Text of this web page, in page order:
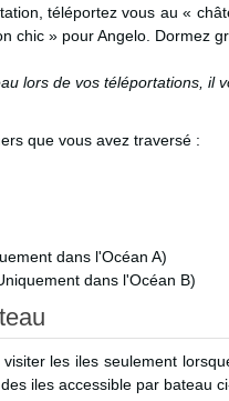
téléportez vous au «
chic » pour Angelo. Dormez
lors de vos téléportations, il
que vous avez traversé :
dans l'Océan A)
dans l'Océan B)
les iles seulement
iles accessible par bateau